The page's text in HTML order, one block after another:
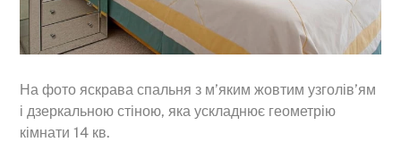
На фото яскрава спальня з м’яким жовтим узголів’ям
і дзеркальною стіною, яка ускладнює геометрію
кімнати 14 кв.